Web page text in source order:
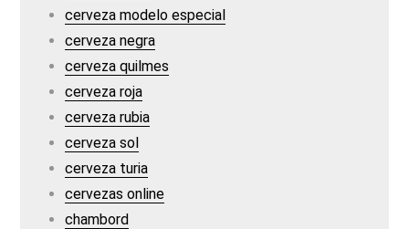
cerveza modelo especial
cerveza negra
cerveza quilmes
cerveza roja
cerveza rubia
cerveza sol
cerveza turia
cervezas online
chambord